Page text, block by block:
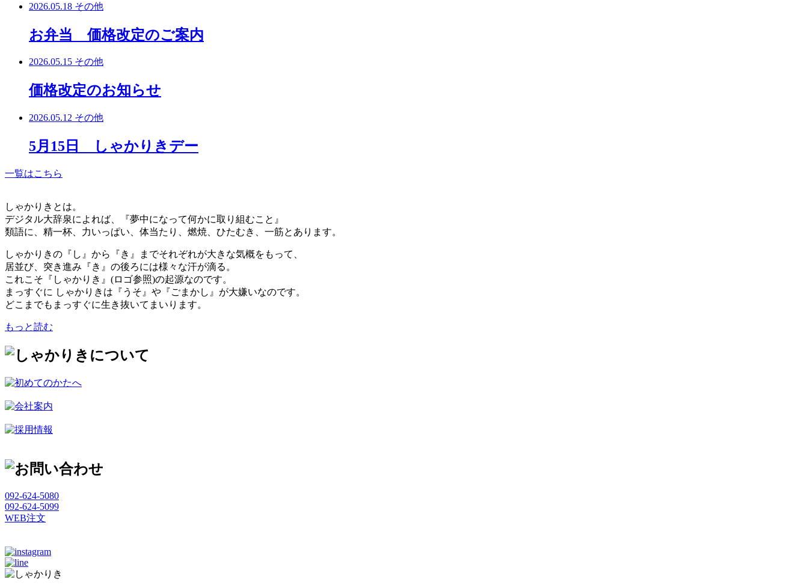
2026.05.18 その他
お弁当 価格改定のご案内
2026.05.15 その他
価格改定のお知らせ
2026.05.12 その他
5月15日 しゃかりきデー
一覧はこちら
しゃかりきとは。
デジタル大辞泉によれば、『夢中になって何かに取り組むこと』
類語に、精一杯、力いっぱい、体当たり、燃焼、ひたむき、一筋とあります。
しゃかりきの『し』から『き』までそれぞれが大きな気概をもって、
居並び、突き進み『き』の後ろには様々な汗が滴る。
これこそ『しゃかりき』(ロゴ参照)の起源なのです。
まっすぐに しゃかりきは『うそ』や『ごまかし』が大嫌いなのです。
どこまでもまっすぐに生き抜いてまいります。
もっと読む
092-624-5080
092-624-5099
WEB注文